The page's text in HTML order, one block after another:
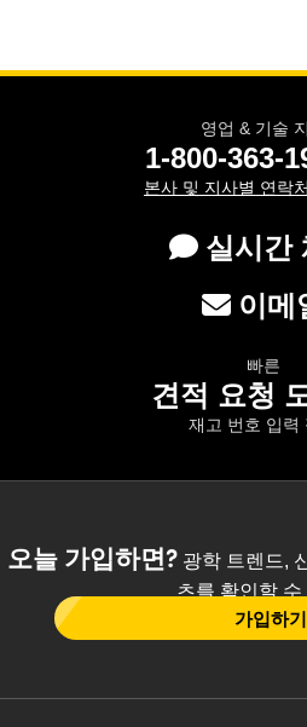
영업 & 기술
1-800-363-
본사 및 지사별 연락처
실시간
이메
빠른
견적 요청
재고 번호 입력
오늘 가입하면?광학 트렌드,
츠를 확인할 수
가입하기